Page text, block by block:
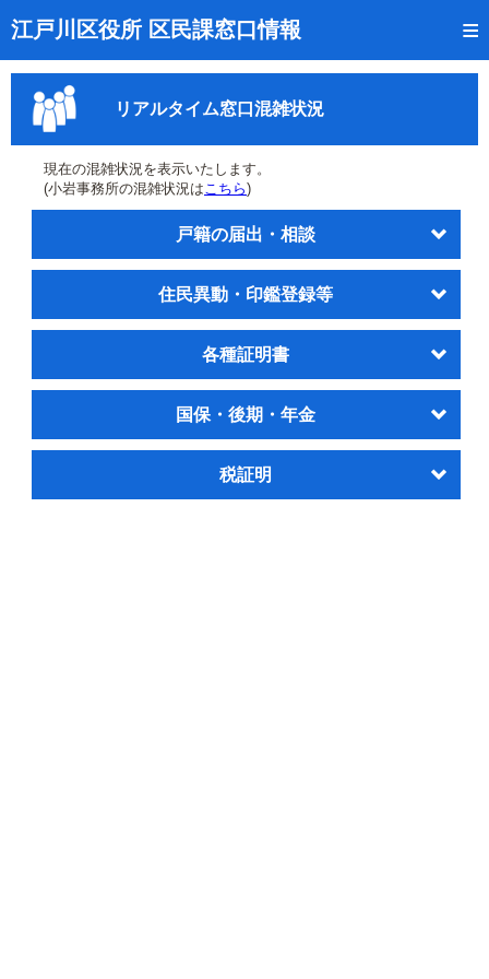
江戸川区役所 区民課窓口情報
トップページ
受付番号の呼出状況確認
証明書の交付状況確認
呼出状況のメール通知登録
事前予約の確認・取消
本サイトのご利用案内
リアルタイム窓口混雑状況
現在の混雑状況を表示いたします。
(小岩事務所の混雑状況はこちら)
戸籍の届出・相談
住民異動・印鑑登録等
各種証明書
国保・後期・年金
税証明